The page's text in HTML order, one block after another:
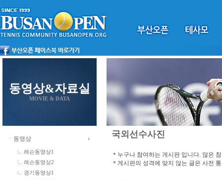
동영상&자료실
MOVIE & DATA
ㆍ동영상
레슨동영상1
레슨동영상2
경기동영상1
국외선수사진
＊누구나 참여하는 게시판 입니다. 많은
＊게시판의 성격에 맞지 않는 글은 사전